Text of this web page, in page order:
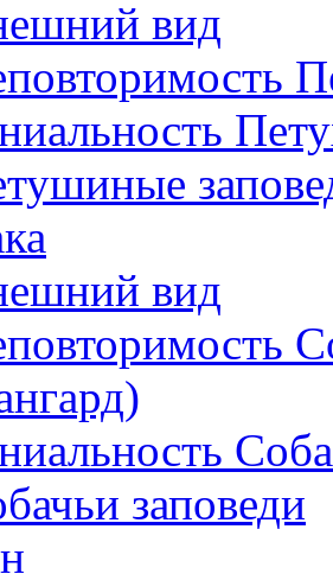
вид
вид
заповеди